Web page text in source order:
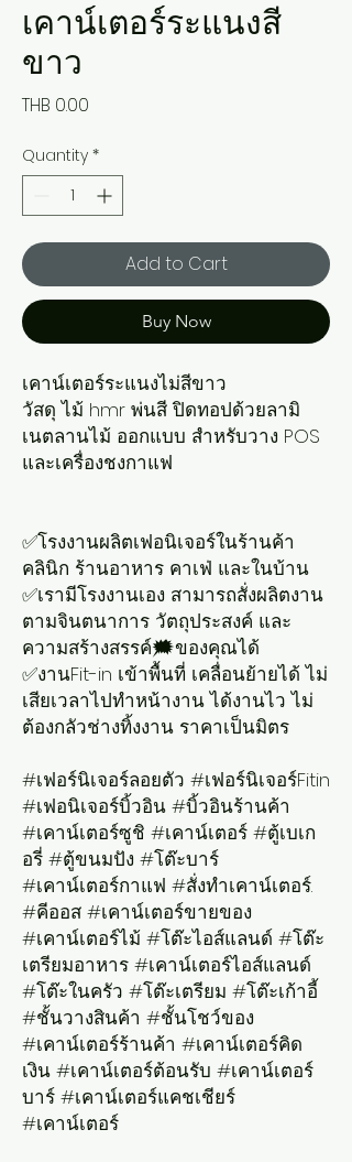
เคาน์เตอร์ระแนงสี
ขาว
THB 0.00
Quantity *
Add to Cart
Buy Now
เคาน์เตอร์ระแนงไม่สีขาว
วัสดุ ไม้ hmr พ่นสี ปิดทอปด้วยลามิ
เนตลานไม้ ออกแบบ สำหรับวาง POS
และเครื่องชงกาแฟ
✅โรงงานผลิตเฟอนิเจอร์ในร้านค้า
คลินิก ร้านอาหาร คาเฟ่ และในบ้าน
✅เรามีโรงงานเอง สามารถสั่งผลิตงาน
ตามจินตนาการ วัตถุประสงค์ และ
ความสร้างสรรค์🗯ของคุณได้
✅งานFit-in เข้าพื้นที่ เคลื่อนย้ายได้ ไม่
เสียเวลาไปทำหน้างาน ได้งานไว ไม่
ต้องกลัวช่างทิ้งงาน ราคาเป็นมิตร
#เฟอร์นิเจอร์ลอยตัว #เฟอร์นิเจอร์Fitin
#เฟอนิเจอร์บิ้วอิน #บิ้วอินร้านค้า
#เคาน์เตอร์ซูชิ #เคาน์เตอร์ #ตู้เบเก
อรี่ #ตู้ขนมปัง #โต๊ะบาร์
#เคาน์เตอร์กาแฟ #สั่งทำเคาน์เตอร์.
#คีออส #เคาน์เตอร์ขายของ
#เคาน์เตอร์ไม้ #โต๊ะไอส์แลนด์ #โต๊ะ
เตรียมอาหาร #เคาน์เตอร์ไอส์แลนด์
#โต๊ะในครัว #โต๊ะเตรียม #โต๊ะเก้าอี้
#ชั้นวางสินค้า #ชั้นโชว์ของ
#เคาน์เตอร์ร้านค้า #เคาน์เตอร์คิด
เงิน #เคาน์เตอร์ต้อนรับ #เคาน์เตอร์
บาร์ #เคาน์เตอร์แคชเชียร์
#เคาน์เตอร์